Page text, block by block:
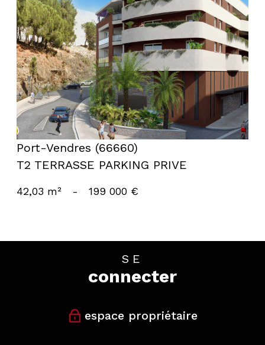
voir le bien
Port-Vendres (66660)
T2 TERRASSE PARKING PRIVE
42,03 m² - 199 000 €
SE
connecter
espace propriétaire